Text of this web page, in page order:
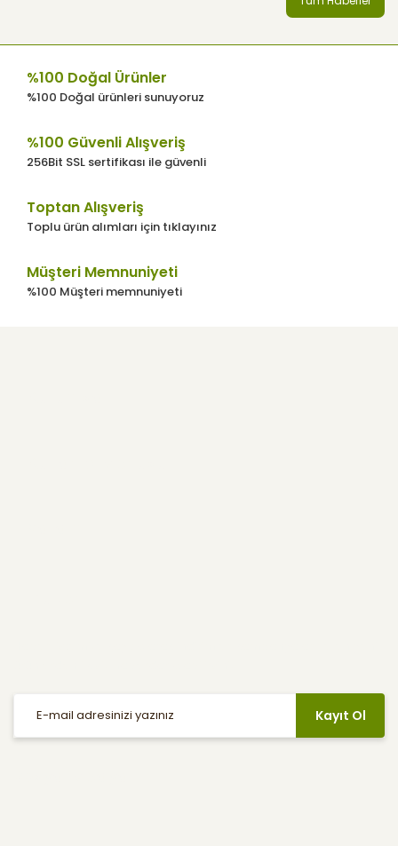
%100 Doğal Ürünler
%100 Doğal ürünleri sunuyoruz
%100 Güvenli Alışveriş
256Bit SSL sertifikası ile güvenli
Toptan Alışveriş
Toplu ürün alımları için tıklayınız
Müşteri Memnuniyeti
%100 Müşteri memnuniyeti
Kayıt Ol